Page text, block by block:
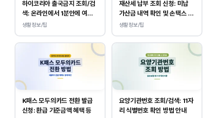
하이코리아 출국금지 조회/검
색: 온라인에서 1분안에 여부
확인 하는 방법
생활정보/팁
재산세 납부 조회 신청: 미납
가산금 내역 확인 및 손택스 이
택스 경로 안내
생활정보/팁
K패스 모두의카드 전환 발급
신청: 환급 기준금액 혜택 등
요양기관번호 조회/검색: 11자
리 식별번호 확인 방법 안내